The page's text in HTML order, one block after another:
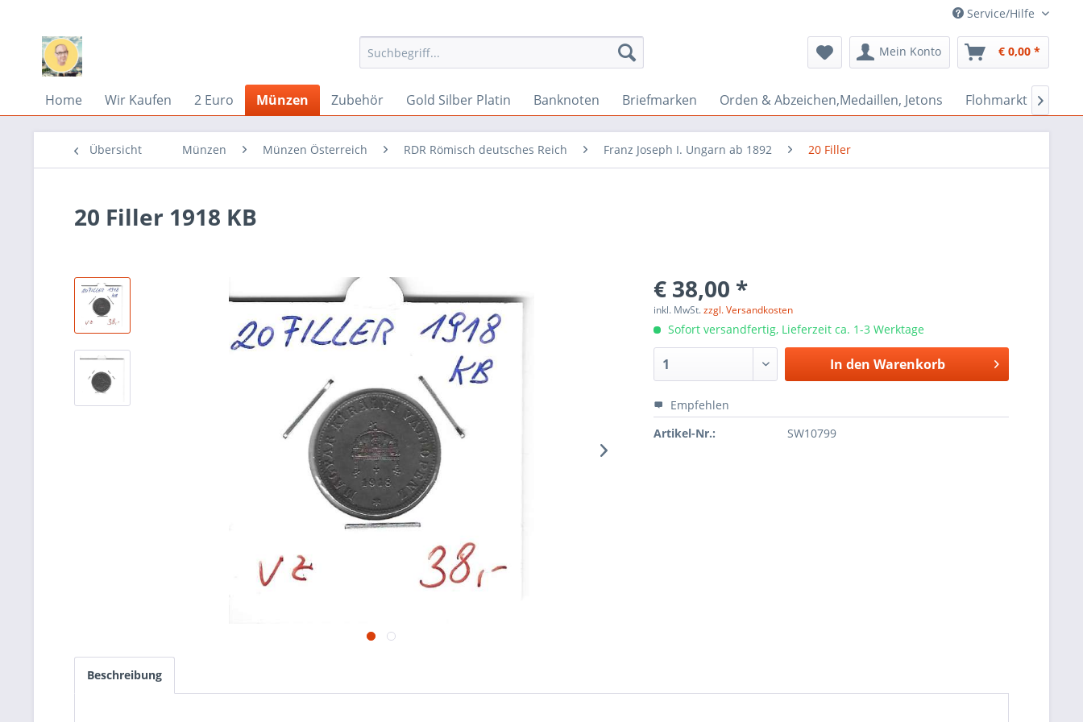
Service/Hilfe
Mein Konto € 0,00 *
Home Wir Kaufen 2 Euro Münzen Zubehör Gold Silber Platin Banknoten Briefmarken Orden & Abzeichen,Medaillen, Jetons Flohmarkt Bazar

Übersicht Münzen Münzen Österreich RDR Römisch deutsches Reich Franz Joseph I. Ungarn ab 1892 20 Filler
20 Filler 1918 KB
€ 38,00 *
inkl. MwSt.zzgl. Versandkosten
Sofort versandfertig, Lieferzeit ca. 1-3 Werktage
In den Warenkorb
Empfehlen
Artikel-Nr.:
SW10799
Beschreibung